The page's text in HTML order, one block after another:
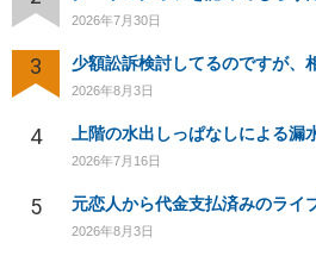
2026年7月30日
3 少額訟訴検討してるのですが、
2026年8月3日
4
2026年7月16日
5 元恋人から代金支払済みのライ
2026年8月3日